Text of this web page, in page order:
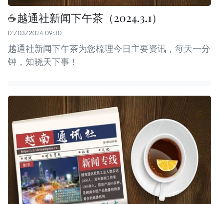
☕️越通社新闻下午茶（2024.3.1）
01/03/2024 09:30
越通社新闻下午茶为您梳理今日主要资讯，每天一分
钟，知晓天下事！